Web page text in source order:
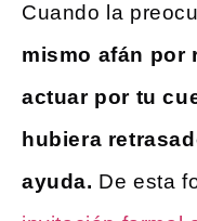
Cuando la
mismo afán por
actuar por tu
hubiera
ayuda. De esta